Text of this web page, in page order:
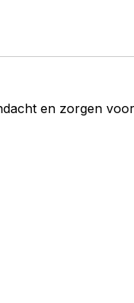
en zorgen